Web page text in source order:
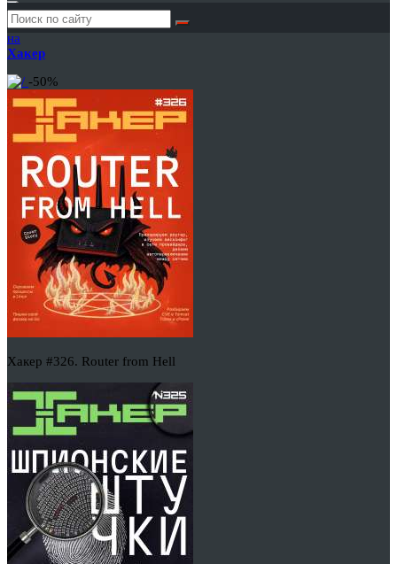
Годовая
подписка
на
Хакер
-50%
Хакер #326. Router from Hell